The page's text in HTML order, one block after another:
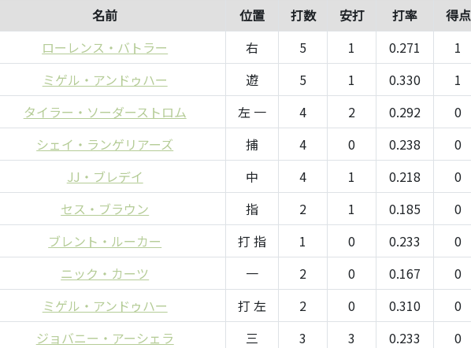
名前 位置 打数 安打 打率 得点
ローレンス・バトラー 右 5 1 0.271 1
ミゲル・アンドゥハー 遊 5 1 0.330 1
タイラー・ソーダーストロム 左 一 4 2 0.292 0
シェイ・ランゲリアーズ 捕 4 0 0.238 0
JJ・ブレデイ 中 4 1 0.218 0
セス・ブラウン 指 2 1 0.185 0
ブレント・ルーカー 打 指 1 0 0.233 0
ニック・カーツ 一 2 0 0.167 0
ミゲル・アンドゥハー 打 左 2 0 0.310 0
ジョバニー・アーシェラ 三 3 3 0.233 0